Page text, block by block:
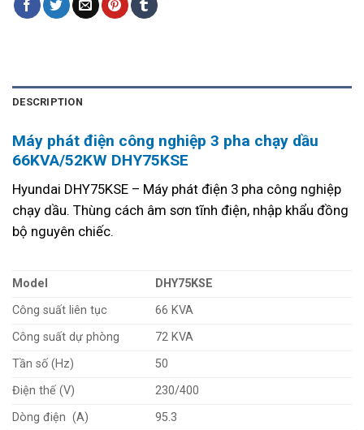
DESCRIPTION
Máy phát điện công nghiệp 3 pha chạy dầu
66KVA/52KW DHY75KSE
Hyundai DHY75KSE – Máy phát điện 3 pha công nghiệp
chạy dầu. Thùng cách âm sơn tĩnh điện, nhập khẩu đồng
bộ nguyên chiếc.
Model
DHY75KSE
Công suất liên tục
66 KVA
Công suất dự phòng
72 KVA
Tần số (Hz)
50
Điện thế (V)
230/400
Dòng điện (A)
95.3